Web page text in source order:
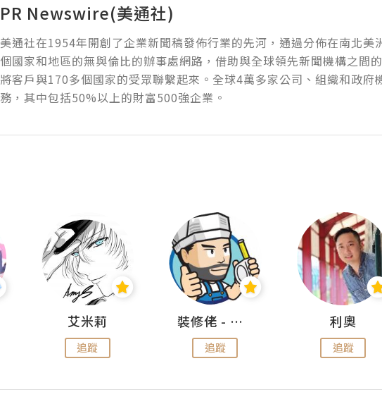
PR Newswire(美通社)
美通社在1954年開創了企業新聞稿發佈行業的先河，通過分佈在南北美
個國家和地區的無與倫比的辦事處網路，借助與全球領先新聞機構之間
將客戶與170多個國家的受眾聯繫起來。全球4萬多家公司、組織和政府
務，其中包括50%以上的財富500強企業。
艾米莉
追蹤
裝修佬 - 香港一站式網上裝修平台
追蹤
利奧
追蹤